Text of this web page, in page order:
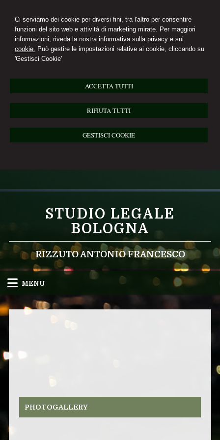
Ci serviamo dei cookie per diversi fini, tra l'altro per consentire
funzioni del sito web e attività di marketing mirate. Per maggiori
informazioni, riveda la nostra informativa sulla privacy e sui
cookie. Può gestire le impostazioni relative ai cookie, cliccando su
'Gestisci Cookie'
ACCETTA TUTTI
RIFIUTA TUTTI
GESTISCI COOKIE
STUDIO LEGALE
BOLOGNA
RIZZUTO ANTONIO FRANCESCO
MENU
PHOTOGALLERY